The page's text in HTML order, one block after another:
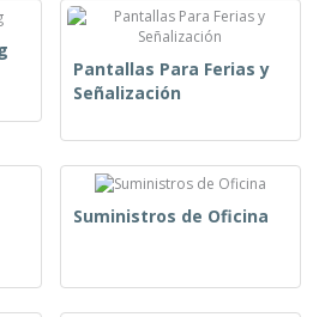
Pantallas Para Ferias y
Señalización
Suministros de Oficina